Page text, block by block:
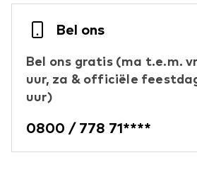
Bel ons
Bel ons gratis (ma t.e.m.
uur, za & officiële
uur)
0800 / 778 71****